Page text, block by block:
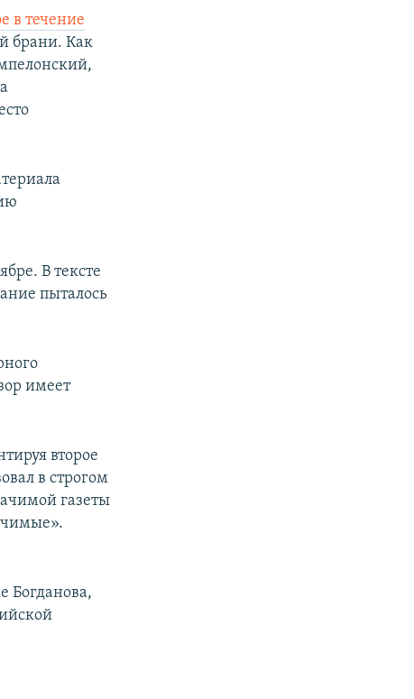
в течение
брани. Как
В тексте
пыталось
имеет
второе
в строгом
газеты
Богданова,